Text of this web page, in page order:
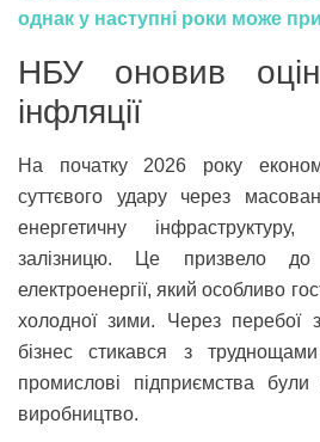
однак у наступні роки може
НБУ оновив
інфляції
На початку 2026 року
суттєвого удару через
енергетичну
залізницю. Це призвело до
електроенергії, який особливо
холодної зими. Через перебої
бізнес стикався з
промислові підприємства
виробництво.